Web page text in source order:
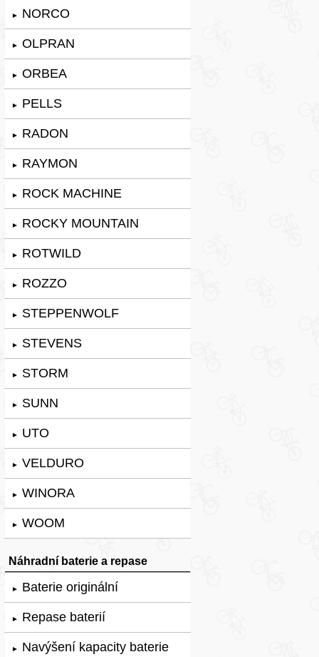
► NORCO
► OLPRAN
► ORBEA
► PELLS
► RADON
► RAYMON
► ROCK MACHINE
► ROCKY MOUNTAIN
► ROTWILD
► ROZZO
► STEPPENWOLF
► STEVENS
► STORM
► SUNN
► UTO
► VELDURO
► WINORA
► WOOM
Náhradní baterie a repase
► Baterie originální
► Repase baterií
► Navýšení kapacity baterie